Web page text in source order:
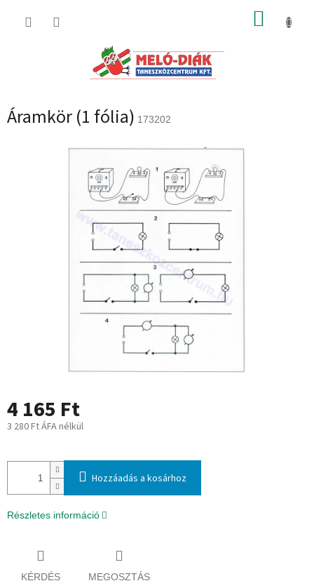
KOSÁR
Áramkör (1 fólia) 173202
4 165 Ft
3 280 Ft ÁFA nélkül
Hozzáadás a kosárhoz
Részletes információ
KÉRDÉS MEGOSZTÁS